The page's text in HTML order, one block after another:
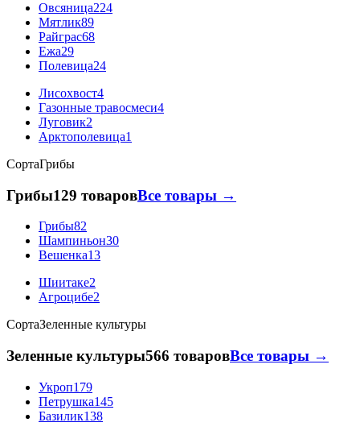
Овсяница224
Мятлик89
Райграс68
Ежа29
Полевица24
Лисохвост4
Газонные травосмеси4
Луговик2
Арктополевица1
СортаГрибы
Грибы129 товаровВсе товары →
Грибы82
Шампиньон30
Вешенка13
Шиитаке2
Агроцибе2
СортаЗеленные культуры
Зеленные культуры566 товаровВсе товары →
Укроп179
Петрушка145
Базилик138